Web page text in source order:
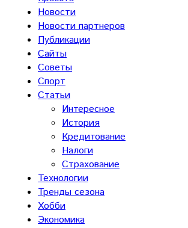
Новости
Новости партнеров
Публикации
Сайты
Советы
Спорт
Статьи
Интересное
История
Кредитование
Налоги
Страхование
Технологии
Тренды сезона
Хобби
Экономика